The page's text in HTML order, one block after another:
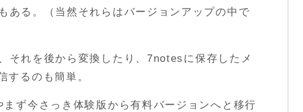
ある。（当然それらはバージョンアップの中で
それを後から変換したり、7notesに保存したメ
るのも簡単。
ず今さっき体験版から有料バージョンへと移行